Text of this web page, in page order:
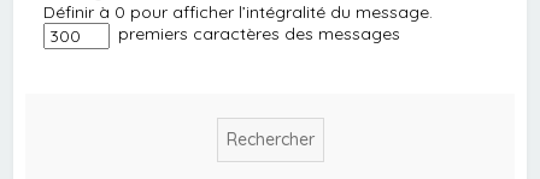
Définir à 0 pour afficher l’intégralité du message.
premiers caractères des messages